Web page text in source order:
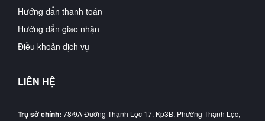
Hướng dẩn thanh toán
Hướng dẩn giao nhận
Điều khoản dịch vụ
LIÊN HỆ
Trụ sở chính: 78/9A Đường Thạnh Lộc 17, Kp3B, Phường Thạnh Lộc,